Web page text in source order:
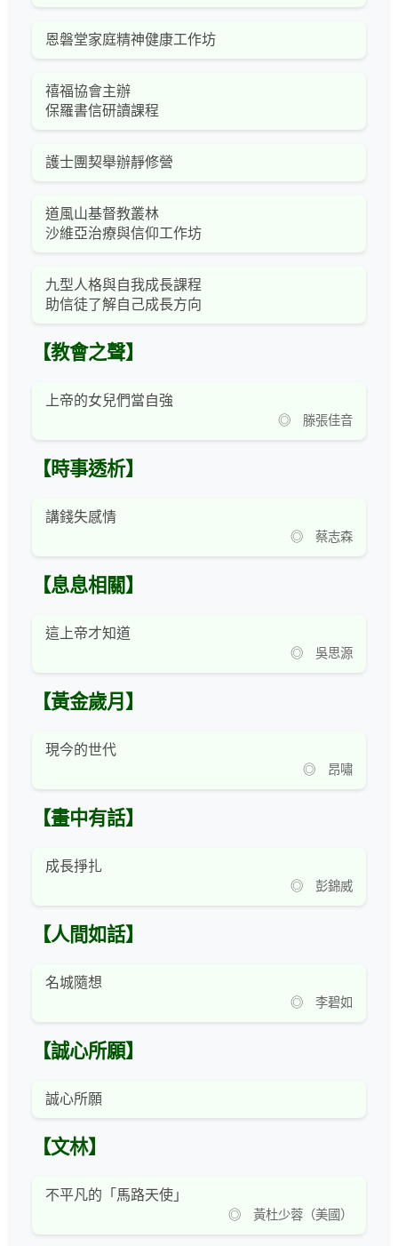
恩磐堂家庭精神健康工作坊
禧福協會主辦
保羅書信研讀課程
護士團契舉辦靜修營
道風山基督教叢林
沙維亞治療與信仰工作坊
九型人格與自我成長課程
助信徒了解自己成長方向
【教會之聲】
上帝的女兒們當自強
◎ 滕張佳音
【時事透析】
講錢失感情
◎ 蔡志森
【息息相關】
這上帝才知道
◎ 吳思源
【黃金歲月】
現今的世代
◎ 昂嘯
【畫中有話】
成長掙扎
◎ 彭錦威
【人間如話】
名城隨想
◎ 李碧如
【誠心所願】
誠心所願
【文林】
不平凡的「馬路天使」
◎ 黃杜少蓉（美國）